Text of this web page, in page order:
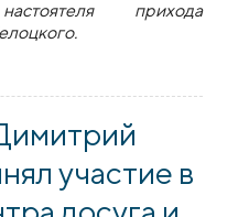
прихода
состоялось приходское
участие в